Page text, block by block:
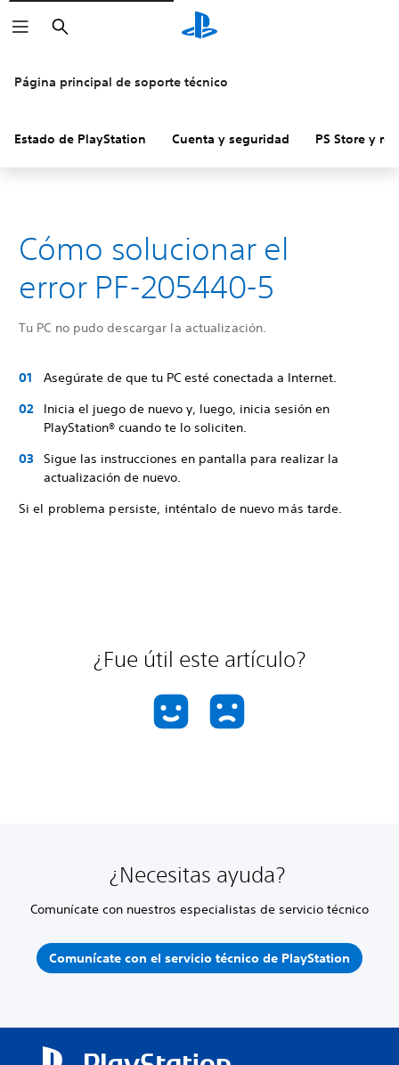
Buscar
Página principal de soporte técnico
Estado de PlayStation Cuenta y seguridad PS Store y
Cómo solucionar el
error PF-205440-5
Tu PC no pudo descargar la actualización.
Asegúrate de que tu PC esté conectada a Internet.
Inicia el juego de nuevo y, luego, inicia sesión en
PlayStation® cuando te lo soliciten.
Sigue las instrucciones en pantalla para realizar la
actualización de nuevo.
Si el problema persiste, inténtalo de nuevo más tarde.
¿Fue útil este artículo?
¿Necesitas ayuda?
Comunícate con nuestros especialistas de servicio técnico
Comunícate con el servicio técnico de PlayStation